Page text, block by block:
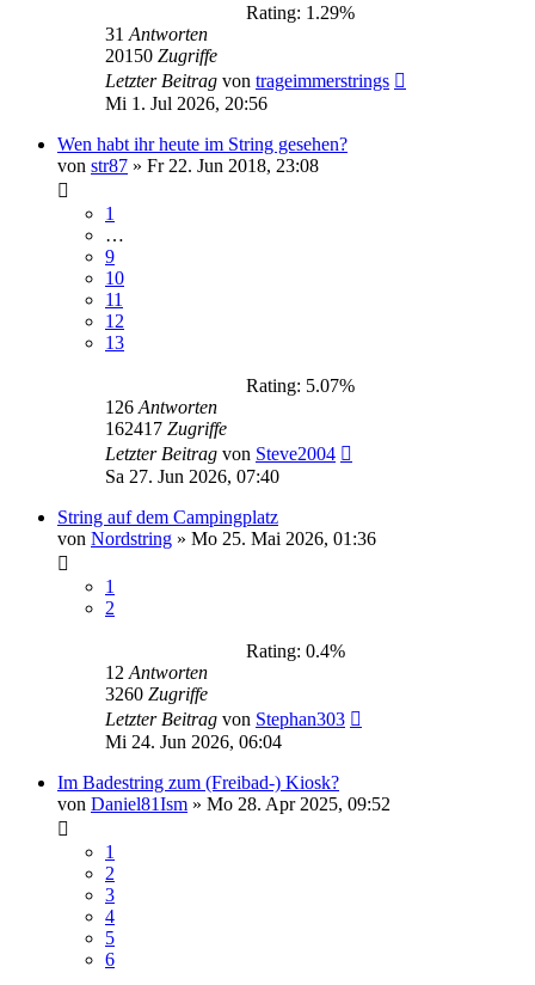
Rating: 1.29%
31 Antworten
20150 Zugriffe
Letzter Beitrag von trageimmerstrings
Mi 1. Jul 2026, 20:56
Wen habt ihr heute im String gesehen?
von str87 » Fr 22. Jun 2018, 23:08
1
…
9
10
11
12
13
Rating: 5.07%
126 Antworten
162417 Zugriffe
Letzter Beitrag von Steve2004
Sa 27. Jun 2026, 07:40
String auf dem Campingplatz
von Nordstring » Mo 25. Mai 2026, 01:36
1
2
Rating: 0.4%
12 Antworten
3260 Zugriffe
Letzter Beitrag von Stephan303
Mi 24. Jun 2026, 06:04
Im Badestring zum (Freibad-) Kiosk?
von Daniel81Ism » Mo 28. Apr 2025, 09:52
1
2
3
4
5
6